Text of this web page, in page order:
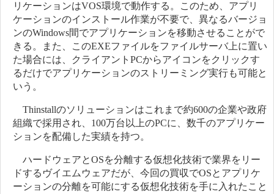
リケーションはVOS環境で動作する。このため、アプリ
ケーションのインストール作業が不要で、異なるバージョ
ンのWindows間でアプリケーションを移動させることがで
きる。また、このEXEファイルをファイルサーバ上に置い
た場合には、クライアントPCからアイコンをクリックす
るだけでアプリケーションのストリーミング実行も可能と
いう。
Thinstallのソリューションはこれまで約600の企業や政府
組織で採用され、100万台以上のPCに、数千のアプリケー
ションを配備した実績を持つ。
ハードウェアとOSを分離する仮想化技術で業界をリー
ドするヴイエムウェアだが、今回の買収でOSとアプリケ
ーションの分離を可能にする仮想化技術を手に入れたこと